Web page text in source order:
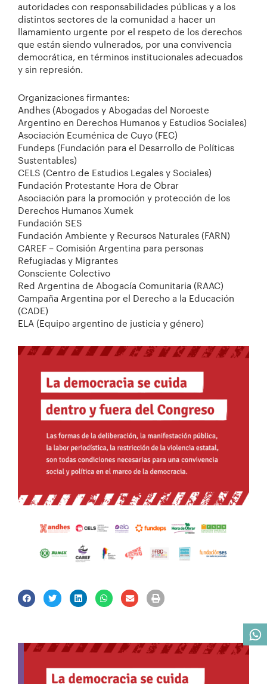
autoridades con responsabilidades públicas y a los
distintos sectores de la comunidad a hacer un
llamamiento urgente por el respeto de los derechos
que están siendo vulnerados, por una convivencia
democrática, en términos institucionales adecuados
y sin represión.
Organizaciones firmantes:
Andhes (Abogados y Abogadas del Noroeste
Argentino en Derechos Humanos y Estudios Sociales)
Asociación Ecuménica de Cuyo (FEC)
Fundeps (Fundación para el Desarrollo de Políticas
Sustentables)
CELS (Centro de Estudios Legales y Sociales)
Fundación Protestante Hora de Obrar
Asociación para la promoción y protección de los
Derechos Humanos Xumek
Fundación SES
Fundación Ambiente y Recursos Naturales (FARN)
CAREF – Comisión Argentina para personas
Refugiadas y Migrantes
Consciente Colectivo
Red Argentina de Abogacía Comunitaria (RAAC)
Campaña Argentina por el Derecho a la Educación
(CADE)
ELA (Equipo argentino de justicia y género)